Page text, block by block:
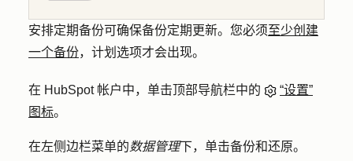
安排定期备份可确保备份定期更新。您必须至少创建
一个备份，计划选项才会出现。
在 HubSpot 帐户中，单击顶部导航栏中的
“设置”
图标。
在左侧边栏菜单的数据管理下，单击备份和还原。